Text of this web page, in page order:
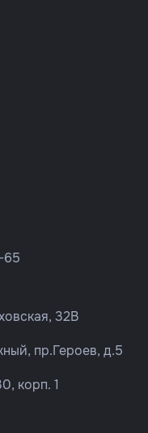
65
32В
пр.Героев, д.5
корп. 1